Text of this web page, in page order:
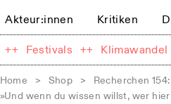
Akteur:innen Kritiken
++ Festivals ++ Klimawandel
Home > Shop > Recherchen
»Und wenn du wissen willst, wer